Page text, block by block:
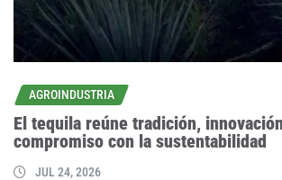
AGROINDUSTRIA
El tequila reúne tradición,
compromiso con la sustentabilidad
JUL 24, 2026